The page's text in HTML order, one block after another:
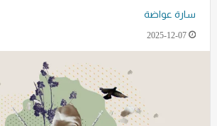
سارة عواضة
2025-12-07